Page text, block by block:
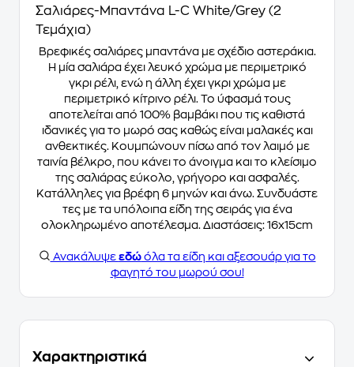
Σαλιάρες-Μπαντάνα L-C White/Grey (2
Τεμάχια)
Βρεφικές σαλιάρες μπαντάνα με σχέδιο αστεράκια.
Η μία σαλιάρα έχει λευκό χρώμα με περιμετρικό
γκρι ρέλι, ενώ η άλλη έχει γκρι χρώμα με
περιμετρικό κίτρινο ρέλι. Το ύφασμά τους
αποτελείται από 100% βαμβάκι που τις καθιστά
ιδανικές για το μωρό σας καθώς είναι μαλακές και
ανθεκτικές. Κουμπώνουν πίσω από τον λαιμό με
ταινία βέλκρο, που κάνει το άνοιγμα και το κλείσιμο
της σαλιάρας εύκολο, γρήγορο και ασφαλές.
Κατάλληλες για βρέφη 6 μηνών και άνω. Συνδυάστε
τες με τα υπόλοιπα είδη της σειράς για ένα
ολοκληρωμένο αποτέλεσμα. Διαστάσεις: 16x15cm
Ανακάλυψε εδώόλα τα είδη και αξεσουάρ για το
φαγητό του μωρού σου!
Χαρακτηριστικά